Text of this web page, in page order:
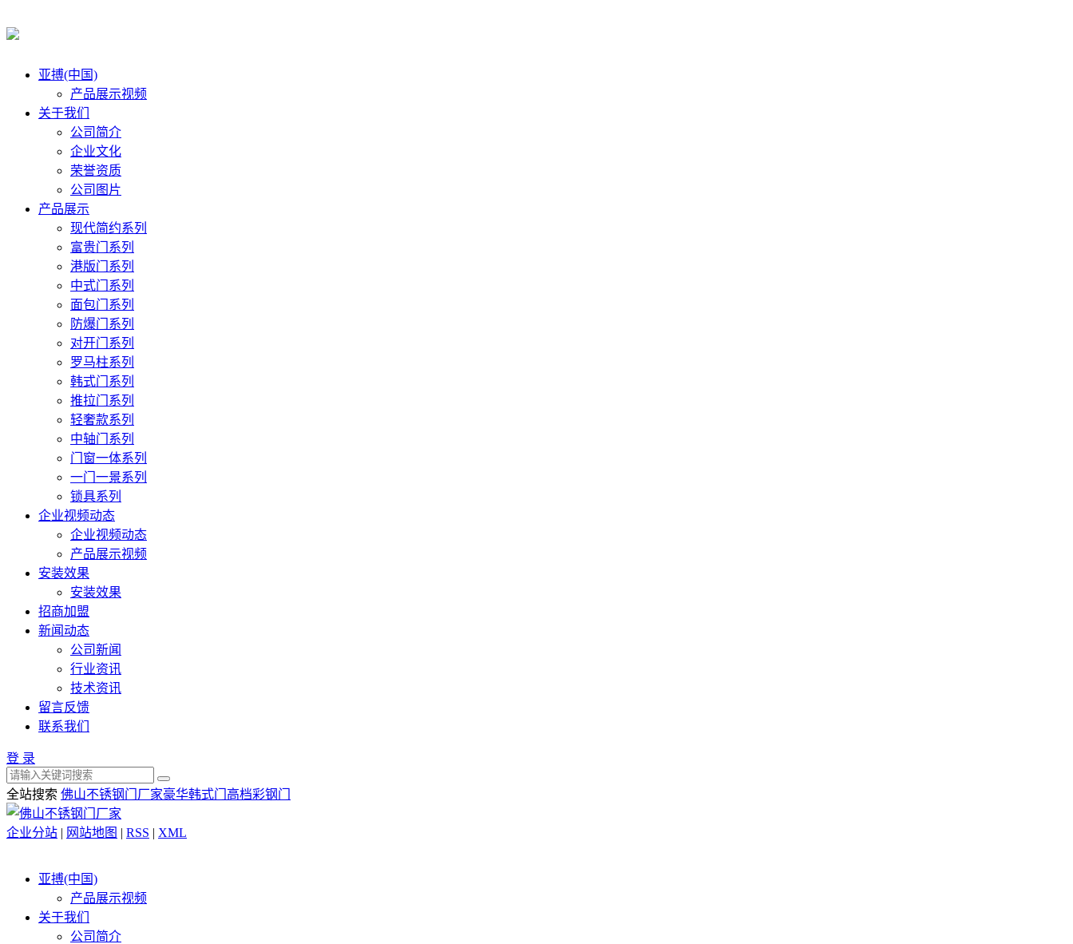
亚搏(中国)
产品展示视频
关于我们
公司简介
企业文化
荣誉资质
公司图片
产品展示
现代简约系列
富贵门系列
港版门系列
中式门系列
面包门系列
防爆门系列
对开门系列
罗马柱系列
韩式门系列
推拉门系列
轻奢款系列
中轴门系列
门窗一体系列
一门一景系列
锁具系列
企业视频动态
企业视频动态
产品展示视频
安装效果
安装效果
招商加盟
新闻动态
公司新闻
行业资讯
技术资讯
留言反馈
联系我们
登 录
全站搜索 佛山不锈钢门厂家豪华韩式门 高档彩钢门
企业分站 | 网站地图 | RSS | XML
亚搏(中国)
产品展示视频
关于我们
公司简介